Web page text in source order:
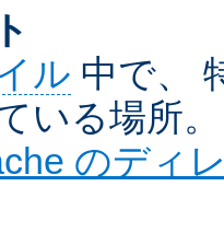
ル 中で、
いる場所。
のディ